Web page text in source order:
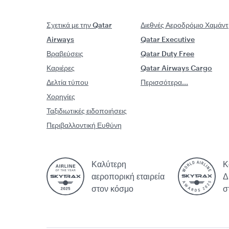
Σχετικά με την Qatar
Airways
Βραβεύσεις
Καριέρες
Δελτία τύπου
Χορηγίες
Ταξιδιωτικές ειδοποιήσεις
Περιβαλλοντική Ευθύνη
Διεθνές Αεροδρόμιο Χαμάντ
Qatar Executive
Qatar Duty Free
Qatar Airways Cargo
Περισσότερα...
Καλύτερη
αεροπορική εταιρεία
στον κόσμο